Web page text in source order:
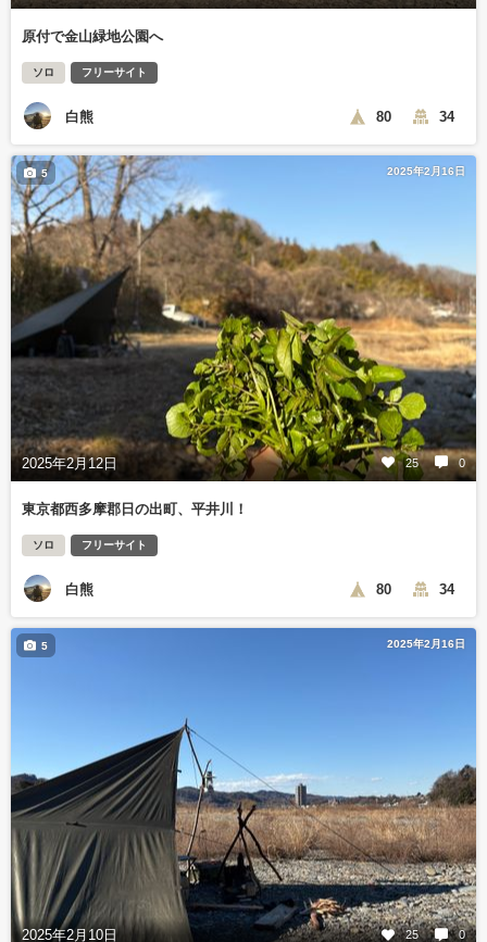
原付で金山緑地公園へ
ソロ フリーサイト
白熊 80 34
2025年2月16日
2025年2月12日 25 0
5
東京都西多摩郡日の出町、平井川！
ソロ フリーサイト
白熊 80 34
2025年2月16日
2025年2月10日 25 0
5